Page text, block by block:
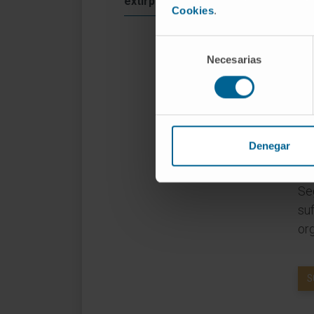
Cookies.
consentimiento
Necesarias
Denegar